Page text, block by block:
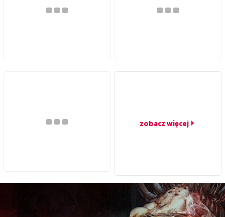
zobacz więcej